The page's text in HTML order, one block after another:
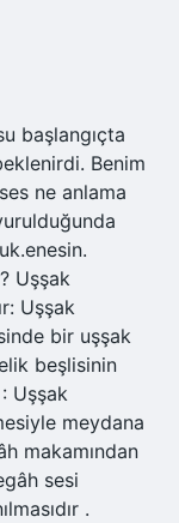
başlangıçta
Benim
ne anlama
Uşşak
Uşşak
bir uşşak
beşlisinin
Uşşak
meydana
makamından
sesi
.